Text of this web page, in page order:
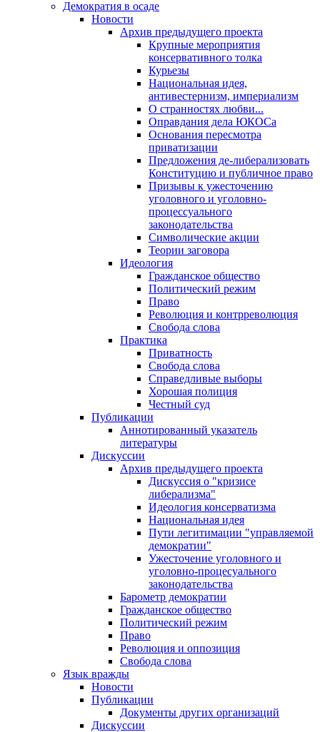
Демократия в осаде
Новости
Архив предыдущего проекта
Крупные мероприятия
консервативного толка
Курьезы
Национальная идея,
антивестернизм, империализм
О странностях любви...
Оправдания дела ЮКОСа
Основания пересмотра
приватизации
Предложения де-либерализовать
Конституцию и публичное право
Призывы к ужесточению
уголовного и уголовно-
процессуального
законодательства
Символические акции
Теории заговора
Идеология
Гражданское общество
Политический режим
Право
Революция и контрреволюция
Свобода слова
Практика
Приватность
Свобода слова
Справедливые выборы
Хорошая полиция
Честный суд
Публикации
Аннотированный указатель
литературы
Дискуссии
Архив предыдущего проекта
Дискуссия о "кризисе
либерализма"
Идеология консерватизма
Национальная идея
Пути легитимации "управляемой
демократии"
Ужесточение уголовного и
уголовно-процесуального
законодательства
Барометр демократии
Гражданское общество
Политический режим
Право
Революция и оппозиция
Свобода слова
Язык вражды
Новости
Публикации
Документы других организаций
Дискуссии